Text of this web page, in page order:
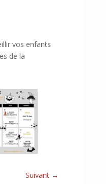
vos enfants
de la
Suivant →